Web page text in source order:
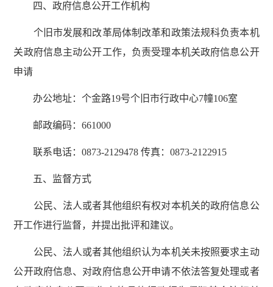
四、政府信息公开工作机构
个旧市发展和改革局体制改革和政策法规科负责本机
关政府信息主动公开工作，负责受理本机关政府信息公开
申请
办公地址：个金路19号个旧市行政中心7幢106室
邮政编码：661000
联系电话：0873-2129478 传真：0873-2122915
五、监督方式
公民、法人或者其他组织有权对本机关的政府信息公
开工作进行监督，并提出批评和建议。
公民、法人或者其他组织认为本机关未按照要求主动
公开政府信息、对政府信息公开申请不依法答复处理或者